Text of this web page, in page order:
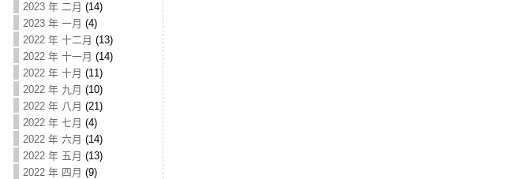
2023 年 二月 (14)
2023 年 一月 (4)
2022 年 十二月 (13)
2022 年 十一月 (14)
2022 年 十月 (11)
2022 年 九月 (10)
2022 年 八月 (21)
2022 年 七月 (4)
2022 年 六月 (14)
2022 年 五月 (13)
2022 年 四月 (9)